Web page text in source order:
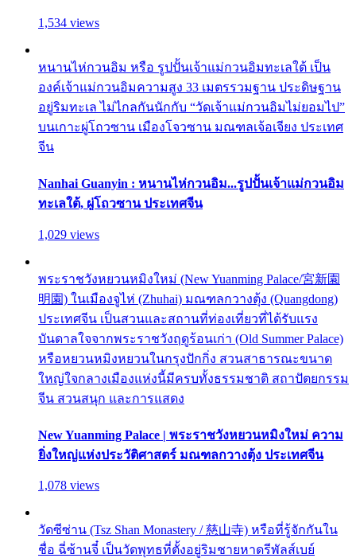
1,534 views
หนานไห่กวนอิม หรือ รูปปั้นเจ้าแม่กวนอิมทะเลใต้ เป็น
องค์เจ้าแม่กวนอิมความสูง 33 เมตรรวมฐาน ประดิษฐาน
อยู่ริมทะเล ไม่ไกลกันนักกับ “วัดเจ้าแม่กวนอิมไม่ยอมไป”
บนเกาะผู่โถวซาน เมืองโจวซาน มณฑลเจ้อเจียง ประเทศ
จีน
Nanhai Guanyin : หนานไห่กวนอิม...รูปปั้นเจ้าแม่กวนอิม
ทะเลใต้, ผู่โถวซาน ประเทศจีน
1,029 views
พระราชวังหยวนหมิงใหม่ (New Yuanming Palace/宮新園
明園) ในเมืองจูไห่ (Zhuhai) มณฑลกวางตุ้ง (Quangdong)
ประเทศจีน เป็นสวนและสถานที่ท่องเที่ยวที่ได้รับแรง
บันดาลใจจากพระราชวังฤดูร้อนเก่า (Old Summer Palace)
หรือหยวนหมิงหยวนในกรุงปักกิ่ง สวนสาธารณะขนาด
ใหญ่ใจกลางเมืองแห่งนี้มีครบทั้งธรรมชาติ สถาปัตยกรรม
จีน สวนสนุก และการแสดง
New Yuanming Palace | พระราชวังหยวนหมิงใหม่ ความ
ยิ่งใหญ่แห่งประวัติศาสตร์ มณฑลกวางตุ้ง ประเทศจีน
1,078 views
วัดซีซ่าน (Tsz Shan Monastery / 慈山寺) หรือที่รู้จักกันใน
ชื่อ ฉี่ซ้านจี๋ เป็นวัดพุทธที่ตั้งอยู่ริมชายหาดรีพัลส์เบย์